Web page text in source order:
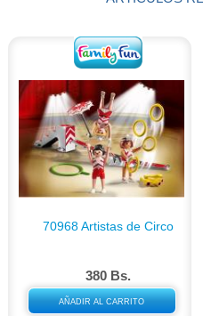
70968 Artistas de Circo
380 Bs.
AÑADIR AL CARRITO